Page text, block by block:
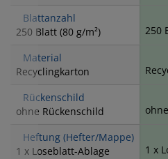
Blattanzahl
250 Blatt (80 g/m²)
250
Material
Recyclingkarton
Rückenschild
ohne Rückenschild
Heftung (Hefter/Mappe)
1 x Loseblatt-Ablage
1 x